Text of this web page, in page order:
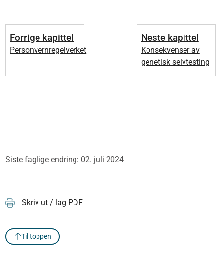
Forrige kapittel
Personvernregelverket
Neste kapittel
Konsekvenser av
genetisk selvtesting
Siste faglige endring: 02. juli 2024
Skriv ut / lag PDF
Til toppen